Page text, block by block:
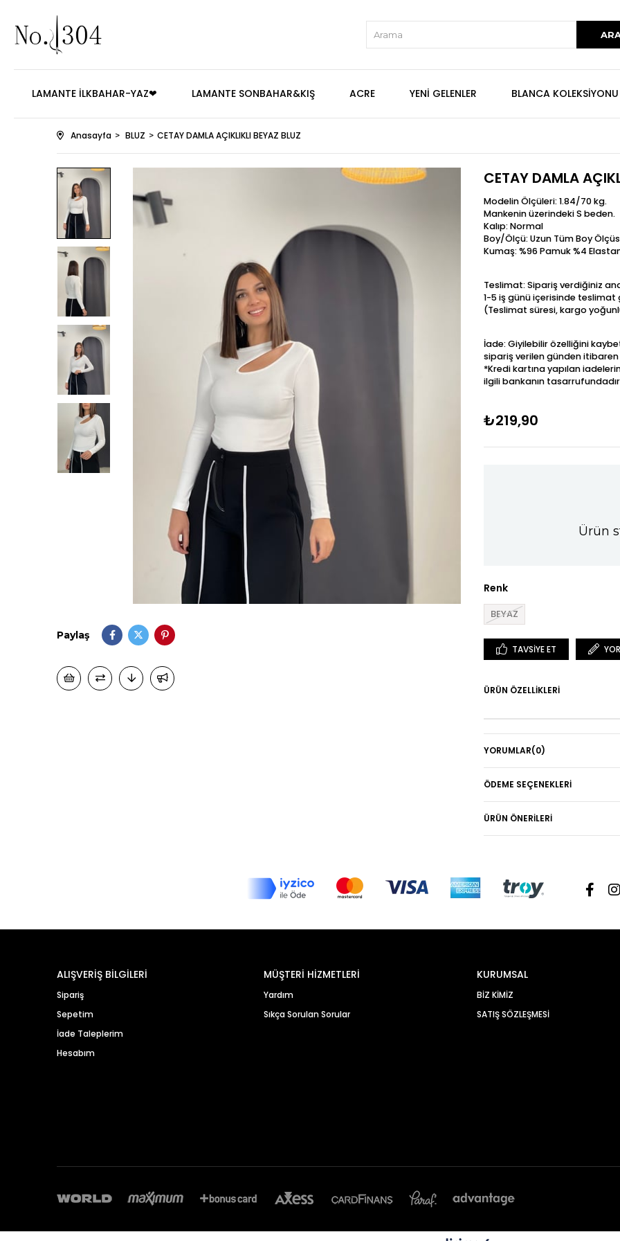
LAMANTE İLKBAHAR-YAZ❤ LAMANTE SONBAHAR&KIŞ ACRE YENİ GELENLER BLANCA KOLEKSİYONU
Anasayfa BLUZ CETAY DAMLA AÇIKLIKLI BEYAZ BLUZ
Paylaş
CETAY DAMLA
Modelin Ölçüleri: 1.84/70 kg.
Mankenin üzerindeki S beden.
Kalıp: Normal
Boy/Ölçü: Uzun Tüm Boy
Kumaş: %96 Pamuk %4
Teslimat: Sipariş verdiğiniz
1-5 iş günü içerisinde
(Teslimat süresi, kargo
İade: Giyilebilir özelliğini
sipariş verilen günden itibaren
*Kredi kartına yapılan
ilgili bankanın
₺219,90
Ürün
Renk
BEYAZ
TAVSIYE ET
ÜRÜN ÖZELLIKLERI
YORUMLAR(0)
ÖDEME SEÇENEKLERI
ÜRÜN ÖNERILERI
ALIŞVERİŞ BİLGİLERİ
Sipariş
Sepetim
İade Taleplerim
Hesabım
MÜŞTERİ HİZMETLERİ
Yardım
Sıkça Sorulan Sorular
KURUMSAL
BİZ KİMİZ
SATIŞ SÖZLEŞMESİ